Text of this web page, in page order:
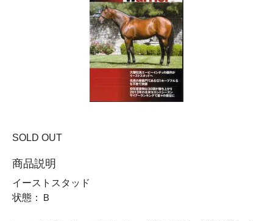
SOLD OUT
商品説明
イーストスタッド
状態：Ｂ